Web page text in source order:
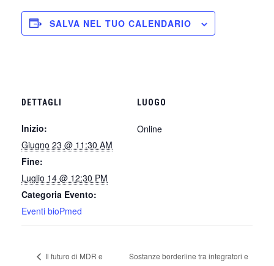
SALVA NEL TUO CALENDARIO
DETTAGLI
Inizio:
Giugno 23 @ 11:30 AM
Fine:
Luglio 14 @ 12:30 PM
Categoria Evento:
Eventi bioPmed
LUOGO
Online
Il futuro di MDR e
Sostanze borderline tra integratori e